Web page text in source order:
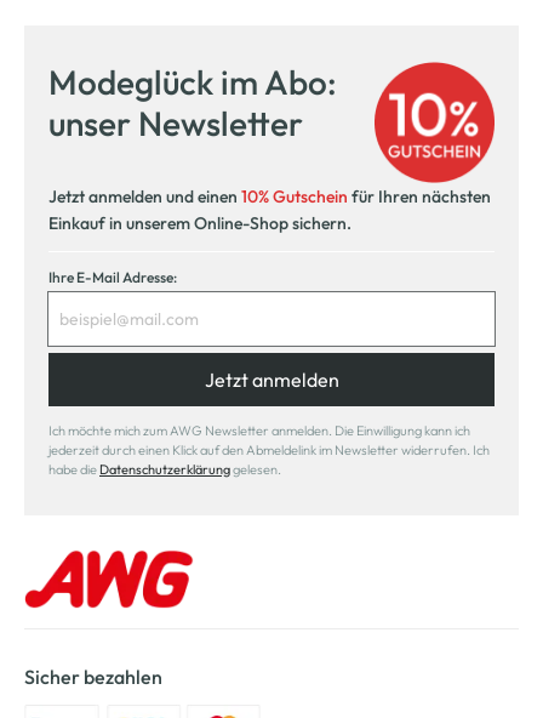
Modeglück im Abo:
unser Newsletter
Jetzt anmelden und einen 10% Gutschein für Ihren nächsten
Einkauf in unserem Online-Shop sichern.
Ihre E-Mail Adresse:
Jetzt anmelden
Ich möchte mich zum AWG Newsletter anmelden. Die Einwilligung kann ich
jederzeit durch einen Klick auf den Abmeldelink im Newsletter widerrufen. Ich
habe die Datenschutzerklärunggelesen.
Sicher bezahlen